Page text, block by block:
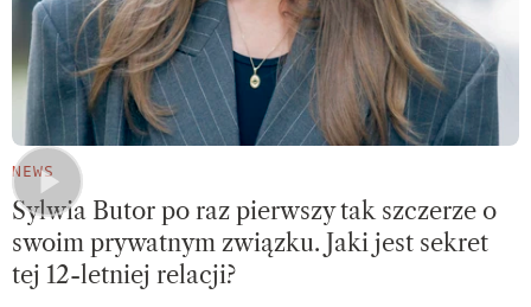
NEWS
Sylwia Butor po raz pierwszy tak szczerze o
swoim prywatnym związku. Jaki jest sekret
tej 12-letniej relacji?